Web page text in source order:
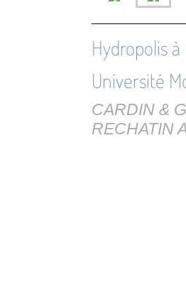
Hydropolis
Université
CARDIN &
RECHATIN